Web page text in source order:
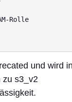
und wird
zu s3_v2